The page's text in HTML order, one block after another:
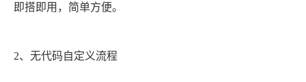
即搭即用，简单方便。
2、无代码自定义流程